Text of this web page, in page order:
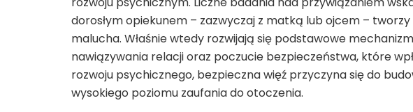
dorosłym opiekunem – zazwyczaj z matką lub ojcem –
malucha. Właśnie wtedy rozwijają się podstawowe
nawiązywania relacji oraz poczucie bezpieczeństwa, które
rozwoju psychicznego, bezpieczna więź przyczyna się do
wysokiego poziomu zaufania do otoczenia.